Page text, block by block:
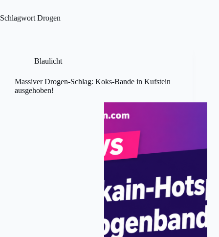
content
Schlagwort Drogen
Blaulicht
Massiver Drogen-Schlag: Koks-Bande in Kufstein
ausgehoben!